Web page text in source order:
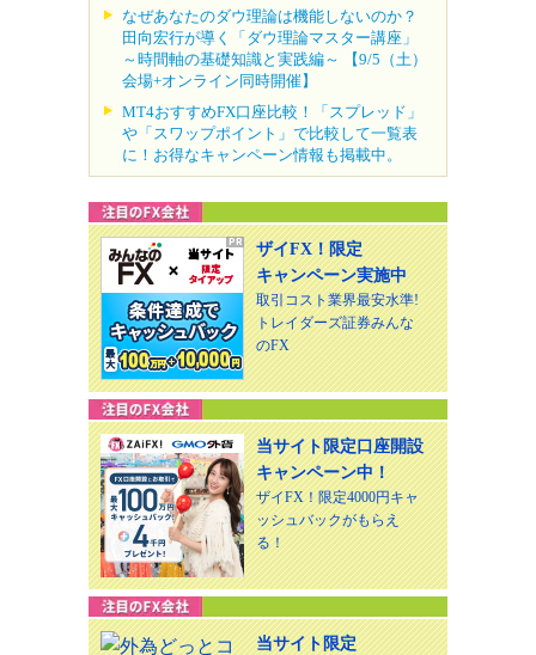
なぜあなたのダウ理論は機能しないのか？
田向宏行が導く「ダウ理論マスター講座」
～時間軸の基礎知識と実践編～ 【9/5（土）
会場+オンライン同時開催】
MT4おすすめFX口座比較！「スプレッド」
や「スワップポイント」で比較して一覧表
に！お得なキャンペーン情報も掲載中。
ザイFX！限定
キャンペーン実施中
取引コスト業界最安水準!
トレイダーズ証券みんな
のFX
当サイト限定口座開設
キャンペーン中！
ザイFX！限定4000円キャ
ッシュバックがもらえ
る！
当サイト限定